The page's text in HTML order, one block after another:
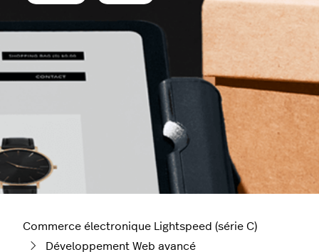
Commerce électronique Lightspeed (série C)
Développement Web avancé